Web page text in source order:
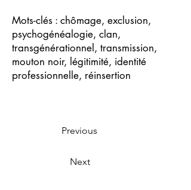
Mots-clés : chômage, exclusion,
psychogénéalogie, clan,
transgénérationnel, transmission,
mouton noir, légitimité, identité
professionnelle, réinsertion
Previous
Next